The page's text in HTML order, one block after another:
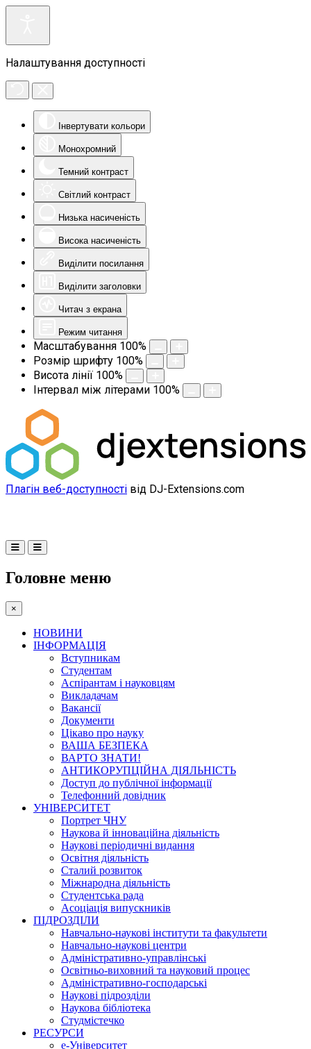
Налаштування доступності
Інвертувати кольори
Монохромний
Темний контраст
Світлий контраст
Низька насиченість
Висока насиченість
Виділити посилання
Виділити заголовки
Читач з екрана
Режим читання
Масштабування 100%
Розмір шрифту 100%
Висота лінії 100%
Інтервал між літерами 100%
Плагін веб-доступності від DJ-Extensions.com
Головне меню
×
НОВИНИ
ІНФОРМАЦІЯ
Вступникам
Студентам
Аспірантам і науковцям
Викладачам
Вакансії
Документи
Цікаво про науку
ВАША БЕЗПЕКА
ВАРТО ЗНАТИ!
АНТИКОРУПЦІЙНА ДІЯЛЬНІСТЬ
Доступ до публічної інформації
Телефонний довідник
УНІВЕРСИТЕТ
Портрет ЧНУ
Наукова й інноваційна діяльність
Наукові періодичні видання
Освітня діяльність
Сталий розвиток
Міжнародна діяльність
Студентська рада
Асоціація випускників
ПІДРОЗДІЛИ
Навчально-наукові інститути та факультети
Навчально-наукові центри
Адміністративно-управлінські
Освітньо-виховний та науковий процес
Адміністративно-господарські
Наукові підрозділи
Наукова бібліотека
Студмістечко
РЕСУРСИ
е-Університет